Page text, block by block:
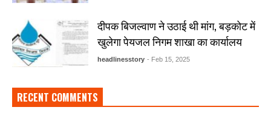
दीपक बिजल्वाण ने उठाई थी मांग, बड़कोट में
खुलेगा पेयजल निगम शाखा का कार्यालय
headlinesstory - Feb 15, 2025
RECENT COMMENTS